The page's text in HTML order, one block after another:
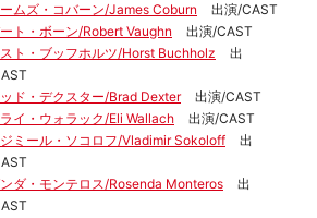
ムズ・コバーン/James Coburn
出演/CAST
ト・ボーン/Robert Vaughn
出演/CAST
ト・ブッフホルツ/Horst Buchholz
出
ド・デクスター/Brad Dexter
出演/CAST
イ・ウォラック/Eli Wallach
出演/CAST
ミール・ソコロフ/Vladimir Sokoloff
出
ダ・モンテロス/Rosenda Monteros
出